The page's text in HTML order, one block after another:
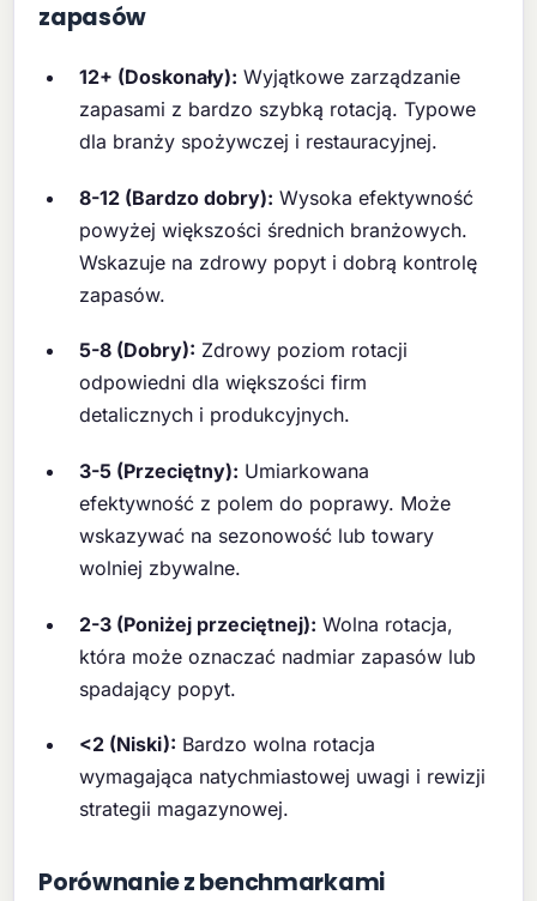
zapasów
12+ (Doskonały): Wyjątkowe zarządzanie
zapasami z bardzo szybką rotacją. Typowe
dla branży spożywczej i restauracyjnej.
8-12 (Bardzo dobry): Wysoka efektywność
powyżej większości średnich branżowych.
Wskazuje na zdrowy popyt i dobrą kontrolę
zapasów.
5-8 (Dobry): Zdrowy poziom rotacji
odpowiedni dla większości firm
detalicznych i produkcyjnych.
3-5 (Przeciętny): Umiarkowana
efektywność z polem do poprawy. Może
wskazywać na sezonowość lub towary
wolniej zbywalne.
2-3 (Poniżej przeciętnej): Wolna rotacja,
która może oznaczać nadmiar zapasów lub
spadający popyt.
<2 (Niski): Bardzo wolna rotacja
wymagająca natychmiastowej uwagi i rewizji
strategii magazynowej.
Porównanie z benchmarkami